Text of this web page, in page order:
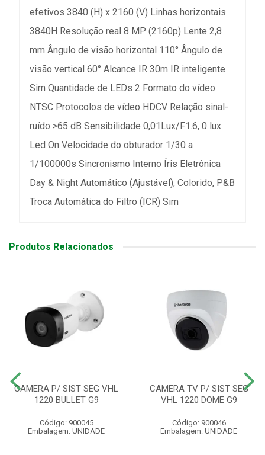
efetivos 3840 (H) x 2160 (V) Linhas horizontais
3840H Resolução real 8 MP (2160p) Lente 2,8
mm Ângulo de visão horizontal 110° Ângulo de
visão vertical 60° Alcance IR 30m IR inteligente
Sim Quantidade de LEDs 2 Formato do vídeo
NTSC Protocolos de vídeo HDCV Relação sinal-
ruído >65 dB Sensibilidade 0,01Lux/F1.6, 0 lux
Led On Velocidade do obturador 1/30 a
1/100000s Sincronismo Interno Íris Eletrônica
Day & Night Automático (Ajustável), Colorido, P&B
Troca Automática do Filtro (ICR) Sim
Produtos Relacionados
CAMERA P/ SIST SEG VHL
1220 BULLET G9
Código: 900045
Embalagem: UNIDADE
CAMERA TV P/ SIST SEG
VHL 1220 DOME G9
Código: 900046
Embalagem: UNIDADE